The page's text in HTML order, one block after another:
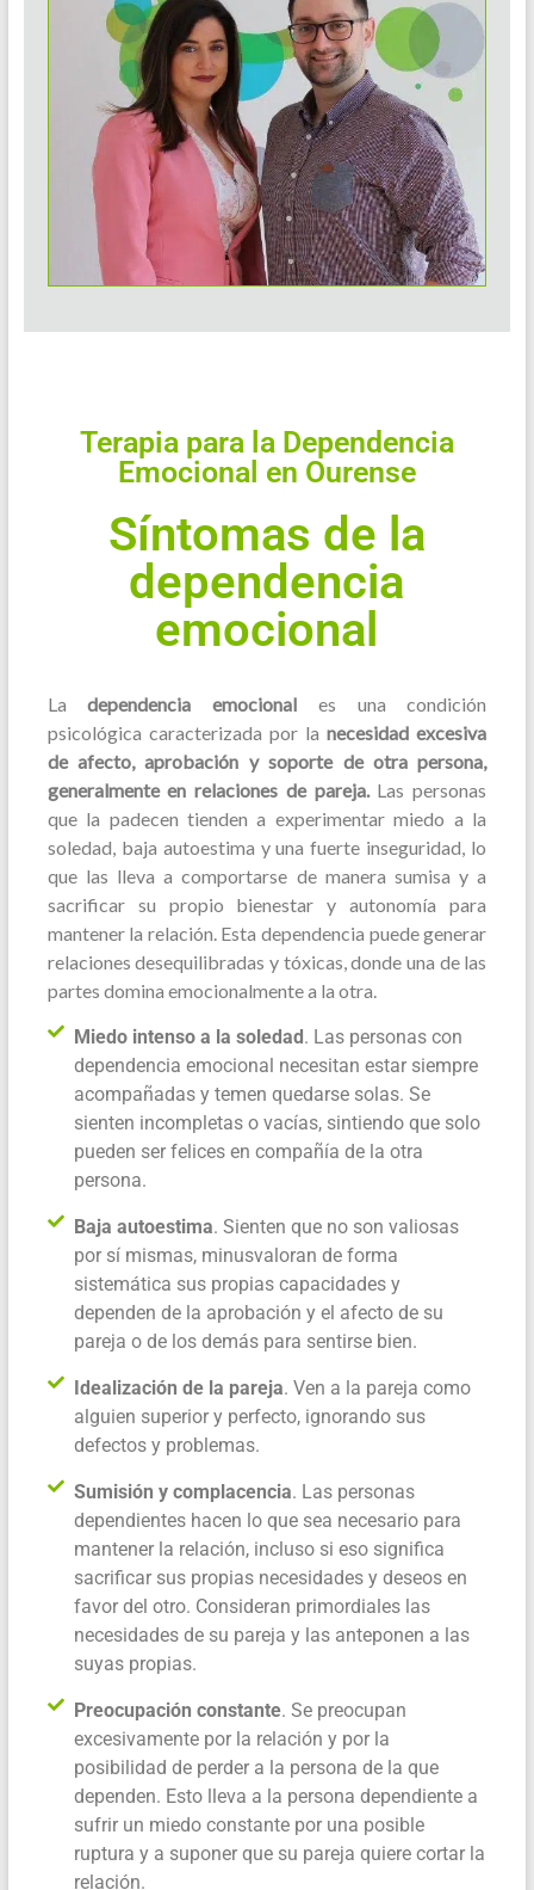
Terapia para la Dependencia
Emocional en Ourense
Síntomas de la
dependencia
emocional
Ladependencia emocional es una condición
psicológica caracterizada por la necesidad excesiva
de afecto, aprobación y soporte de otra persona,
generalmente en relaciones de pareja.Las personas
que la padecen tienden a experimentar miedo a la
soledad, baja autoestima y una fuerte inseguridad, lo
que las lleva a comportarse de manera sumisa y a
sacrificar su propio bienestar y autonomía para
mantener la relación. Esta dependencia puede generar
relaciones desequilibradas y tóxicas, donde una de las
partes domina emocionalmente a la otra.
Miedo intenso a la soledad . Las personas con
dependencia emocional necesitan estar siempre
acompañadas y temen quedarse solas. Se
sienten incompletas o vacías, sintiendo que solo
pueden ser felices en compañía de la otra
persona.
Baja autoestima. Sienten que no son valiosas
por sí mismas, minusvaloran de forma
sistemática sus propias capacidades y
dependen de la aprobación y el afecto de su
pareja o de los demás para sentirse bien.
Idealización de la pareja. Ven a la pareja como
alguien superior y perfecto, ignorando sus
defectos y problemas.
Sumisión y complacencia. Las personas
dependientes hacen lo que sea necesario para
mantener la relación, incluso si eso significa
sacrificar sus propias necesidades y deseos en
favor del otro. Consideran primordiales las
necesidades de su pareja y las anteponen a las
suyas propias.
Preocupación constante. Se preocupan
excesivamente por la relación y por la
posibilidad de perder a la persona de la que
dependen. Esto lleva a la persona dependiente a
sufrir un miedo constante por una posible
ruptura y a suponer que su pareja quiere cortar la
relación.